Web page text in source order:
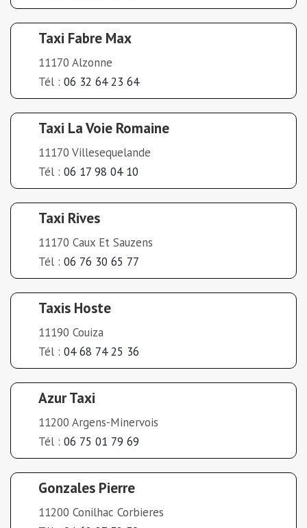
Taxi Fabre Max
11170 Alzonne
Tél : 06 32 64 23 64
Taxi La Voie Romaine
11170 Villesequelande
Tél : 06 17 98 04 10
Taxi Rives
11170 Caux Et Sauzens
Tél : 06 76 30 65 77
Taxis Hoste
11190 Couiza
Tél : 04 68 74 25 36
Azur Taxi
11200 Argens-Minervois
Tél : 06 75 01 79 69
Gonzales Pierre
11200 Conilhac Corbieres